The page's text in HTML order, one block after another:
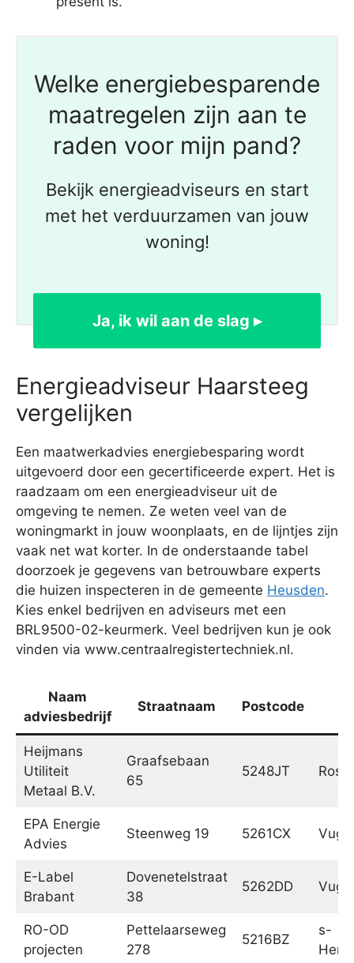
Welke energiebesparende
maatregelen zijn aan te
raden voor mijn pand?
Bekijk energieadviseurs en start
met het verduurzamen van jouw
woning!
Ja, ik wil aan de slag ▸
Energieadviseur Haarsteeg
vergelijken
Een maatwerkadvies energiebesparing wordt
uitgevoerd door een gecertificeerde expert. Het is
raadzaam om een energieadviseur uit de
omgeving te nemen. Ze weten veel van de
woningmarkt in jouw woonplaats, en de lijntjes zijn
vaak net wat korter. In de onderstaande tabel
doorzoek je gegevens van betrouwbare experts
die huizen inspecteren in de gemeente Heusden.
Kies enkel bedrijven en adviseurs met een
BRL9500-02-keurmerk. Veel bedrijven kun je ook
vinden via www.centraalregistertechniek.nl.
Naam
adviesbedrijf
Straatnaam Postcode
Heijmans
Utiliteit
Metaal B.V.
Graafsebaan
65
5248JT
EPA Energie
Advies
Steenweg 19 5261CX
E-Label
Brabant
Dovenetelstraat
38
5262DD
RO-OD
projecten
Pettelaarseweg
278
5216BZ
s-